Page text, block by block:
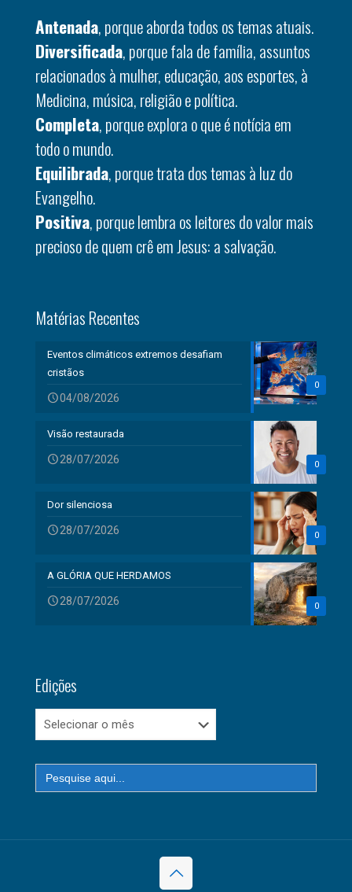
Antenada, porque aborda todos os temas atuais.
Diversificada, porque fala de família, assuntos
relacionados à mulher, educação, aos esportes, à
Medicina, música, religião e política.
Completa, porque explora o que é notícia em
todo o mundo.
Equilibrada, porque trata dos temas à luz do
Evangelho.
Positiva, porque lembra os leitores do valor mais
precioso de quem crê em Jesus: a salvação.
Matérias Recentes
0
Eventos climáticos extremos desafiam
cristãos
04/08/2026
0
Visão restaurada
28/07/2026
0
Dor silenciosa
28/07/2026
0
A GLÓRIA QUE HERDAMOS
28/07/2026
Edições
Edições
Search
for: